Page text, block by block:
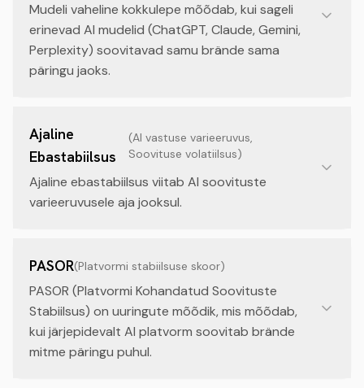
Mudeli vaheline kokkulepe mõõdab, kui sageli
erinevad AI mudelid (ChatGPT, Claude, Gemini,
Perplexity) soovitavad samu brände sama
päringu jaoks.
Ajaline
Ebastabiilsus
(AI vastuse varieeruvus,
Soovituse volatiilsus)
Ajaline ebastabiilsus viitab AI soovituste
varieeruvusele aja jooksul.
PASOR(Platvormi stabiilsuse skoor)
PASOR (Platvormi Kohandatud Soovituste
Stabiilsus) on uuringute mõõdik, mis mõõdab,
kui järjepidevalt AI platvorm soovitab brände
mitme päringu puhul.